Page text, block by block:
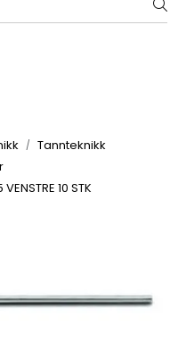
Tannteknikk
10 STK